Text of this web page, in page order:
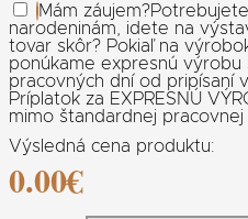
Mám záujem?
narodeninám, idete na
tovar skôr? Pokiaľ na
ponúkame expresnú výrobu
pracovných dní od pripísaní
Príplatok za EXPRESNÚ
mimo štandardnej
Výsledná cena produktu:
0.00€